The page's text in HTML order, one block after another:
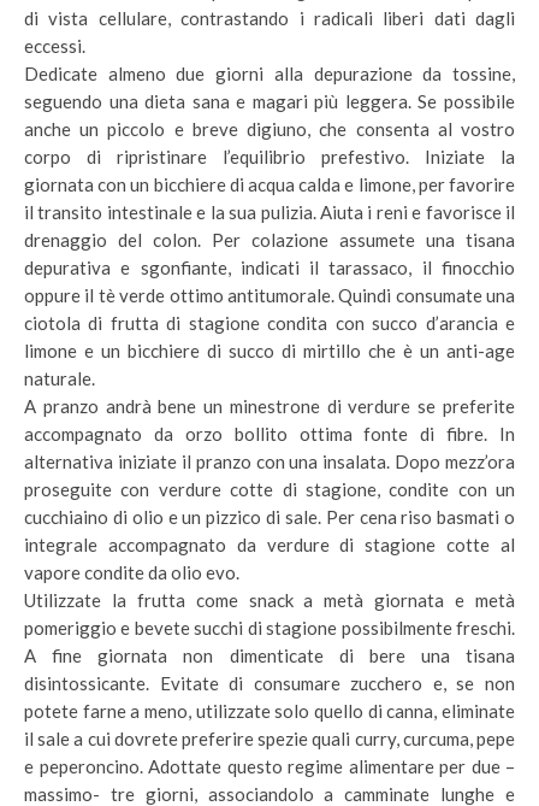
di vista cellulare, contrastando i radicali liberi dati dagli
eccessi.
Dedicate almeno due giorni alla depurazione da tossine,
seguendo una dieta sana e magari più leggera. Se possibile
anche un piccolo e breve digiuno, che consenta al vostro
corpo di ripristinare l’equilibrio prefestivo. Iniziate la
giornata con un bicchiere di acqua calda e limone, per favorire
il transito intestinale e la sua pulizia. Aiuta i reni e favorisce il
drenaggio del colon. Per colazione assumete una tisana
depurativa e sgonfiante, indicati il tarassaco, il finocchio
oppure il tè verde ottimo antitumorale. Quindi consumate una
ciotola di frutta di stagione condita con succo d’arancia e
limone e un bicchiere di succo di mirtillo che è un anti-age
naturale.
A pranzo andrà bene un minestrone di verdure se preferite
accompagnato da orzo bollito ottima fonte di fibre. In
alternativa iniziate il pranzo con una insalata. Dopo mezz’ora
proseguite con verdure cotte di stagione, condite con un
cucchiaino di olio e un pizzico di sale. Per cena riso basmati o
integrale accompagnato da verdure di stagione cotte al
vapore condite da olio evo.
Utilizzate la frutta come snack a metà giornata e metà
pomeriggio e bevete succhi di stagione possibilmente freschi.
A fine giornata non dimenticate di bere una tisana
disintossicante. Evitate di consumare zucchero e, se non
potete farne a meno, utilizzate solo quello di canna, eliminate
il sale a cui dovrete preferire spezie quali curry, curcuma, pepe
e peperoncino. Adottate questo regime alimentare per due –
massimo- tre giorni, associandolo a camminate lunghe e